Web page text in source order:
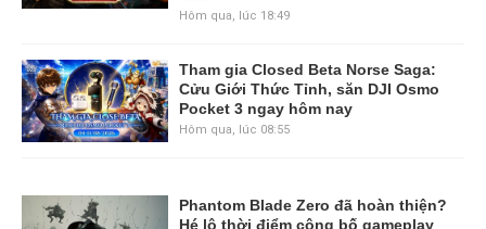
Hôm qua, lúc 18:49
Tham gia Closed Beta Norse Saga:
Cửu Giới Thức Tỉnh, săn DJI Osmo
Pocket 3 ngay hôm nay
Hôm qua, lúc 08:55
Phantom Blade Zero đã hoàn thiện?
Hé lộ thời điểm công bố gameplay